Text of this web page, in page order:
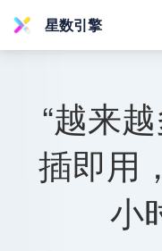
星数引擎
“越来
插即用
小